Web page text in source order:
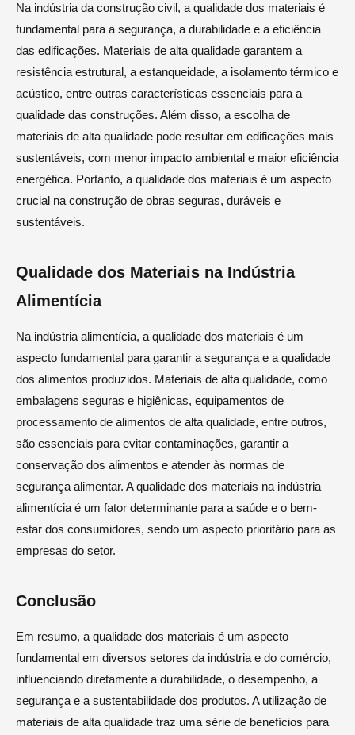
Na indústria da construção civil, a qualidade dos materiais é
fundamental para a segurança, a durabilidade e a eficiência
das edificações. Materiais de alta qualidade garantem a
resistência estrutural, a estanqueidade, a isolamento térmico e
acústico, entre outras características essenciais para a
qualidade das construções. Além disso, a escolha de
materiais de alta qualidade pode resultar em edificações mais
sustentáveis, com menor impacto ambiental e maior eficiência
energética. Portanto, a qualidade dos materiais é um aspecto
crucial na construção de obras seguras, duráveis e
sustentáveis.
Qualidade dos Materiais na Indústria
Alimentícia
Na indústria alimentícia, a qualidade dos materiais é um
aspecto fundamental para garantir a segurança e a qualidade
dos alimentos produzidos. Materiais de alta qualidade, como
embalagens seguras e higiênicas, equipamentos de
processamento de alimentos de alta qualidade, entre outros,
são essenciais para evitar contaminações, garantir a
conservação dos alimentos e atender às normas de
segurança alimentar. A qualidade dos materiais na indústria
alimentícia é um fator determinante para a saúde e o bem-
estar dos consumidores, sendo um aspecto prioritário para as
empresas do setor.
Conclusão
Em resumo, a qualidade dos materiais é um aspecto
fundamental em diversos setores da indústria e do comércio,
influenciando diretamente a durabilidade, o desempenho, a
segurança e a sustentabilidade dos produtos. A utilização de
materiais de alta qualidade traz uma série de benefícios para